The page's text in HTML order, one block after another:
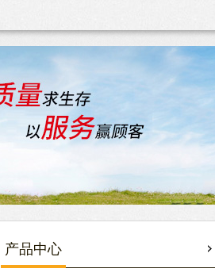
产品中心